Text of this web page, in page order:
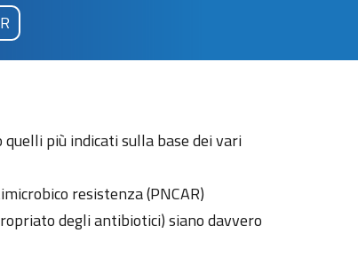
più indicati sulla base dei vari
resistenza (PNCAR)
degli antibiotici) siano davvero